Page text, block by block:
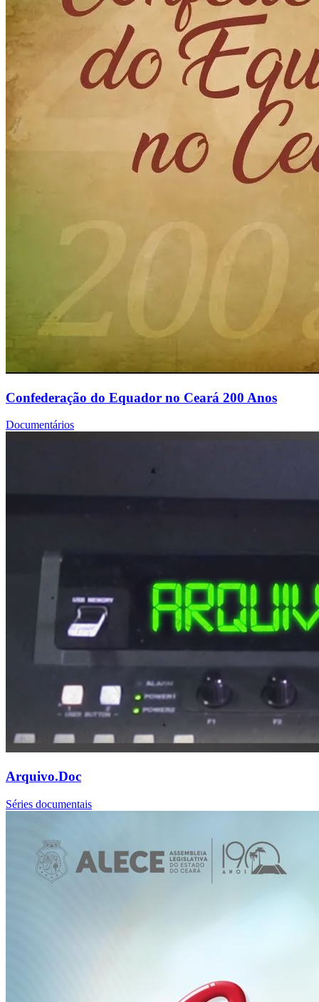
Confederação do Equador no Ceará 200 Anos
Documentários
Arquivo.Doc
Séries documentais